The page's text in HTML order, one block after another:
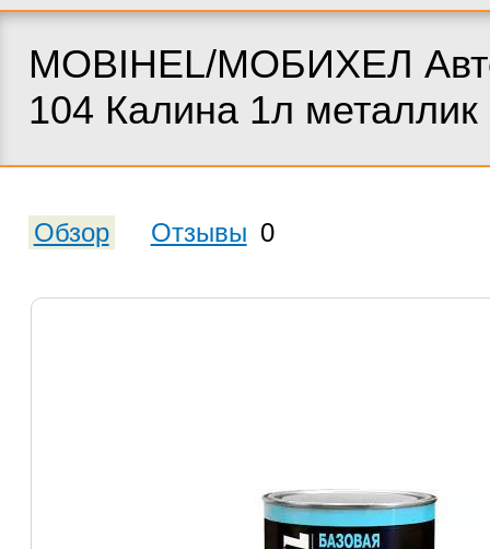
MOBIHEL/МОБИХЕЛ
104 Калина 1л металлик
Обзор Отзывы 0